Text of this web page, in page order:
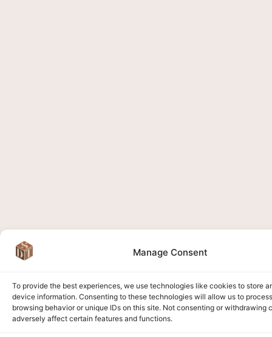
Manage Consent
To provide the best experiences, we use technologies like cookies to store
device information. Consenting to these technologies will allow us to
browsing behavior or unique IDs on this site. Not consenting or withdrawing
adversely affect certain features and functions.